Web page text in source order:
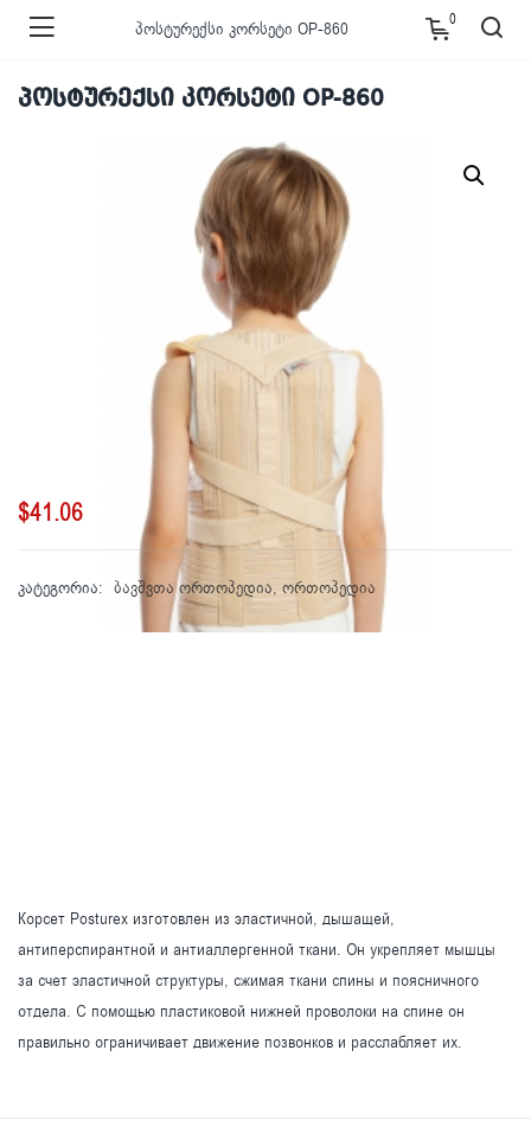
პოსტურექსი კორსეტი OP-860 0
პოსტურექსი კორსეტი OP-860
$41.06
კატეგორია: ბავშვთა ორთოპედია, ორთოპედია
Корсет Posturex изготовлен из эластичной, дышащей,
антиперспирантной и антиаллергенной ткани. Он укрепляет мышцы
за счет эластичной структуры, сжимая ткани спины и поясничного
отдела. С помощью пластиковой нижней проволоки на спине он
правильно ограничивает движение позвонков и расслабляет их.